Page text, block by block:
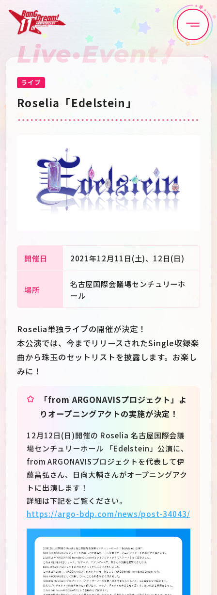
Home News
Live•Event
Game
Schedule About
Goods
Live•Event
ライブ
Roselia「Edelstein」
開催日 2021年12月11日(土)、12日(日)
場所
名古屋国際会議場センチュリーホ
ール
Roselia単独ライブの開催が決定！
本公演では、今までリリースされたSingle収録楽
曲から珠玉のセットリストを披露します。お楽し
みに！
「from ARGONAVISプロジェクト」よ
りオープニングアクトの実施が決定！
12月12日(日)開催の Roselia 名古屋国際会議
場センチュリーホール 「Edelstein」公演に、
from ARGONAVISプロジェクトを代表して伊
藤昌弘さん、日向大輔さんがオープニングアク
トに出演します！
詳細は下記をご覧ください。
https://argo-bdp.com/news/post-34043/